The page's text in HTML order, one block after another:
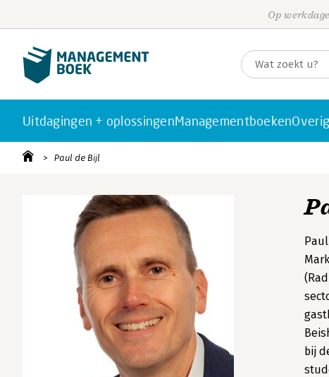
Op
Uitdagingen + oplossingenManagementboeken
Paul de Bijl
bij